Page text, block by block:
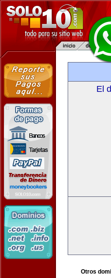
El
Otros